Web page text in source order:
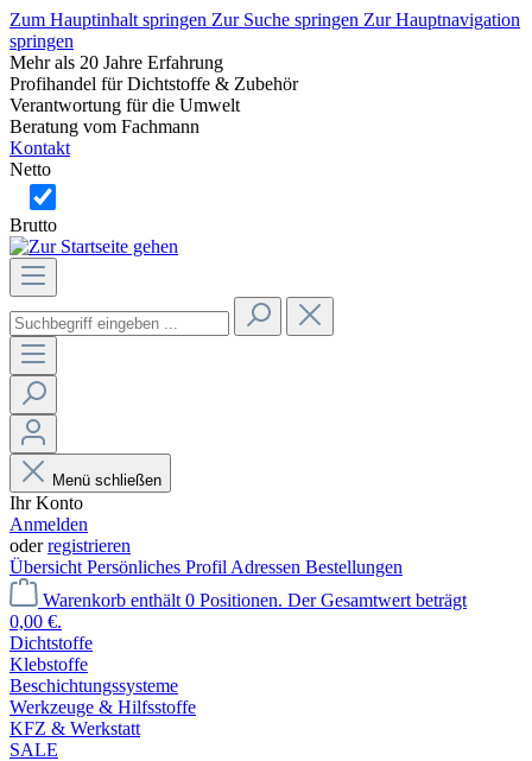
Zum Hauptinhalt springen Zur Suche springen Zur Hauptnavigation
springen
Mehr als 20 Jahre Erfahrung
Profihandel für Dichtstoffe & Zubehör
Verantwortung für die Umwelt
Beratung vom Fachmann
Kontakt
Netto
Brutto
Menü schließen
Ihr Konto
Anmelden
oderregistrieren
Übersicht Persönliches Profil Adressen Bestellungen
Warenkorb enthält 0 Positionen. Der Gesamtwert beträgt
0,00 €.
Dichtstoffe
Klebstoffe
Beschichtungssysteme
Werkzeuge & Hilfsstoffe
KFZ & Werkstatt
SALE